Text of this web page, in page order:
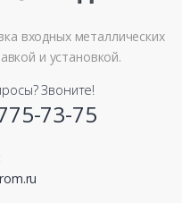
входных металлических
и установкой.
Звоните!
73-75